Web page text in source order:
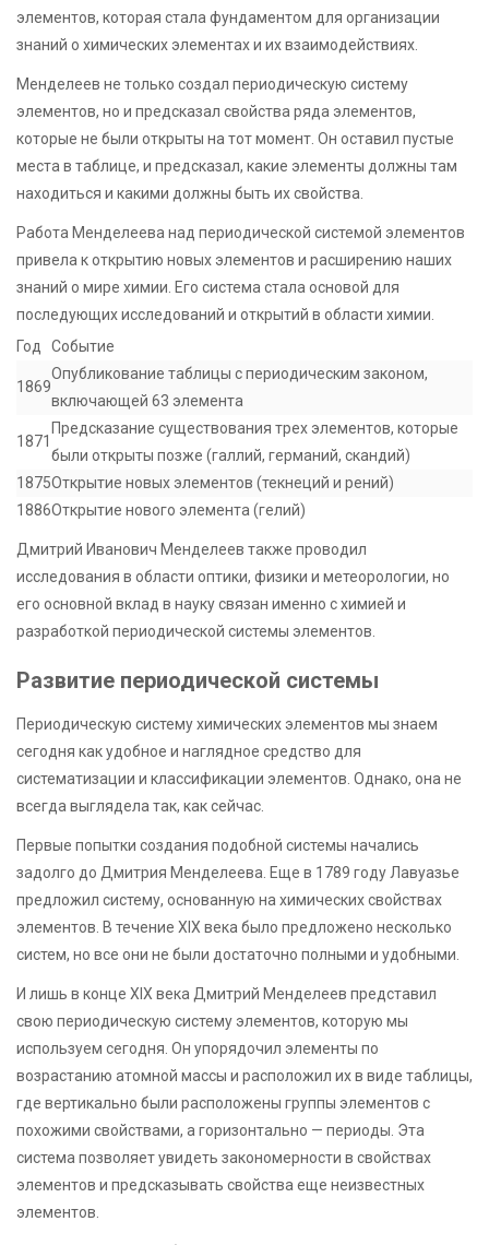
элементов, которая стала фундаментом для организации
знаний о химических элементах и их взаимодействиях.
Менделеев не только создал периодическую систему
элементов, но и предсказал свойства ряда элементов,
которые не были открыты на тот момент. Он оставил пустые
места в таблице, и предсказал, какие элементы должны там
находиться и какими должны быть их свойства.
Работа Менделеева над периодической системой элементов
привела к открытию новых элементов и расширению наших
знаний о мире химии. Его система стала основой для
последующих исследований и открытий в области химии.
Год
Событие
1869
Опубликование таблицы с периодическим законом,
включающей 63 элемента
1871
Предсказание существования трех элементов, которые
были открыты позже (галлий, германий, скандий)
1875Открытие новых элементов (текнеций и рений)
1886Открытие нового элемента (гелий)
Дмитрий Иванович Менделеев также проводил
исследования в области оптики, физики и метеорологии, но
его основной вклад в науку связан именно с химией и
разработкой периодической системы элементов.
Развитие периодической системы
Периодическую систему химических элементов мы знаем
сегодня как удобное и наглядное средство для
систематизации и классификации элементов. Однако, она не
всегда выглядела так, как сейчас.
Первые попытки создания подобной системы начались
задолго до Дмитрия Менделеева. Еще в 1789 году Лавуазье
предложил систему, основанную на химических свойствах
элементов. В течение XIX века было предложено несколько
систем, но все они не были достаточно полными и удобными.
И лишь в конце XIX века Дмитрий Менделеев представил
свою периодическую систему элементов, которую мы
используем сегодня. Он упорядочил элементы по
возрастанию атомной массы и расположил их в виде таблицы,
где вертикально были расположены группы элементов с
похожими свойствами, а горизонтально — периоды. Эта
система позволяет увидеть закономерности в свойствах
элементов и предсказывать свойства еще неизвестных
элементов.